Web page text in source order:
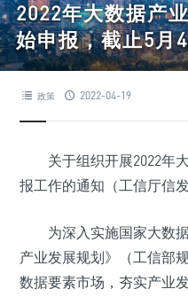
2022年大数据产
始申报，截止5月
政策 2022-04-19
关于组织开展2022年
报工作的通知（工信厅信发
为深入实施国家大数
产业发展规划》（工信部
数据要素市场，夯实产业